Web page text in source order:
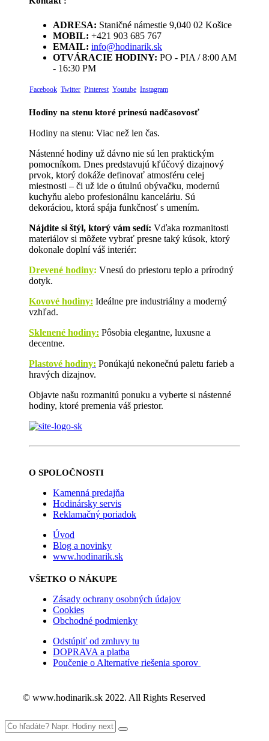
ADRESA: Staničné námestie 9,040 02 Košice
MOBIL: +421 903 685 767
EMAIL: info@hodinarik.sk
OTVÁRACIE HODINY: PO - PIA / 8:00 AM
- 16:30 PM
Facebook Twitter Pinterest Youtube Instagram
Hodiny na stenu ktoré prinesú nadčasovosť
Hodiny na stenu: Viac než len čas.
Nástenné hodiny už dávno nie sú len praktickým
pomocníkom. Dnes predstavujú kľúčový dizajnový
prvok, ktorý dokáže definovať atmosféru celej
miestnosti – či už ide o útulnú obývačku, modernú
kuchyňu alebo profesionálnu kanceláriu. Sú
dekoráciou, ktorá spája funkčnosť s umením.
Nájdite si štýl, ktorý vám sedí: Vďaka rozmanitosti
materiálov si môžete vybrať presne taký kúsok, ktorý
dokonale doplní váš interiér:
Drevené hodiny: Vnesú do priestoru teplo a prírodný
dotyk.
Kovové hodiny: Ideálne pre industriálny a moderný
vzhľad.
Sklenené hodiny: Pôsobia elegantne, luxusne a
decentne.
Plastové hodiny: Ponúkajú nekonečnú paletu farieb a
hravých dizajnov.
Objavte našu rozmanitú ponuku a vyberte si nástenné
hodiny, ktoré premenia váš priestor.
O SPOLOČNOSTI
Kamenná predajňa
Hodinársky servis
Reklamačný poriadok
Úvod
Blog a novinky
www.hodinarik.sk
VŠETKO O NÁKUPE
Zásady ochrany osobných údajov
Cookies
Obchodné podmienky
Odstúpiť od zmluvy tu
DOPRAVA a platba
Poučenie o Alternatíve riešenia sporov
© www.hodinarik.sk 2022. All Rights Reserved